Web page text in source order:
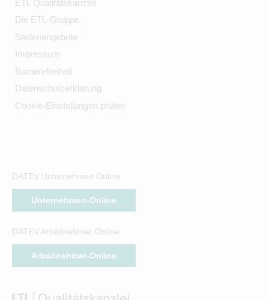
ETL Qualitätskanzlei
Die ETL-Gruppe
Stellenangebote
Impressum
Barrierefreiheit
Datenschutzerklärung
Cookie-Einstellungen prüfen
DATEV Unternehmen Online
Unternehmen-Online
DATEV Arbeitnehmer Online
Arbeitnehmer-Online